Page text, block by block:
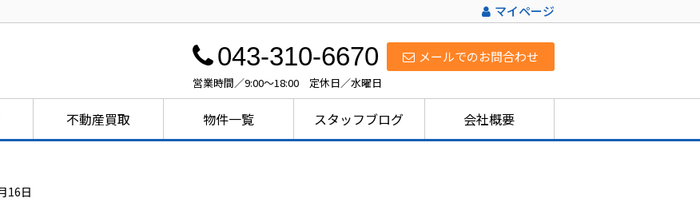
マイページ
メールでのお問合わせ
043-310-6670
営業時間／9:00～18:00 定休日／水曜日
不動産買取 物件一覧 スタッフブログ 会社概要
16日